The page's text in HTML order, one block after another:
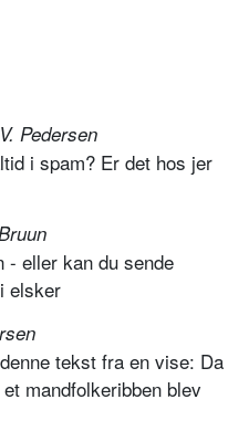
Pedersen
i spam? Er det hos jer
- eller kan du sende
elsker
tekst fra en vise: Da
mandfolkeribben blev